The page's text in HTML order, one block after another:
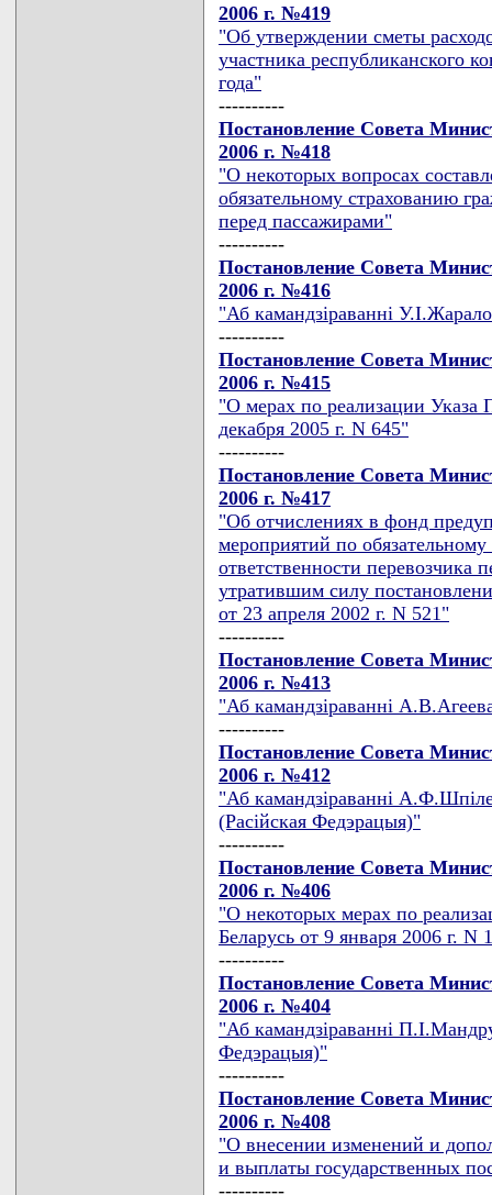
2006 г. №419
"Об утверждении сметы
участника республиканского
года"
----------
Постановление Совета
2006 г. №418
"О некоторых вопросах
обязательному страхованию
перед пассажирами"
----------
Постановление Совета
2006 г. №416
"Аб камандзiраваннi
----------
Постановление Совета
2006 г. №415
"О мерах по реализации Указа
декабря 2005 г. N 645"
----------
Постановление Совета
2006 г. №417
"Об отчислениях в фонд
мероприятий по
ответственности перевозчика
утратившим силу
от 23 апреля 2002 г. N 521"
----------
Постановление Совета
2006 г. №413
"Аб камандзiраваннi
----------
Постановление Совета
2006 г. №412
"Аб камандзiраваннi
(Расiйская Федэрацыя)"
----------
Постановление Совета
2006 г. №406
"О некоторых мерах по
Беларусь от 9 января 2006 г. N
----------
Постановление Совета
2006 г. №404
"Аб камандзiраваннi
Федэрацыя)"
----------
Постановление Совета
2006 г. №408
"О внесении изменений и
и выплаты государственных
----------